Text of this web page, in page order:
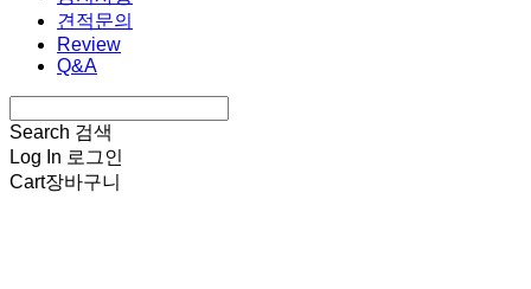
견적문의
Review
Q&A
Search 검색
Log In 로그인
Cart장바구니